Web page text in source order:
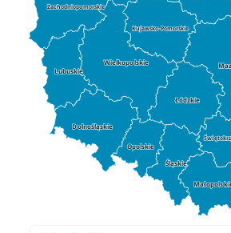
Dolnośląskie
Kujawsko-Pomorskie
Łódzkie
Lubuskie
Opolskie
Śląskie
Wielkopolskie
Zachodniopomorskie